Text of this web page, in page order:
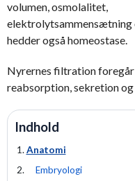
volumen, osmolalitet,
elektrolytsammensætning
hedder også homeostase.
Nyrernes filtration
reabsorption, sekretion
Indhold
Anatomi
Embryologi